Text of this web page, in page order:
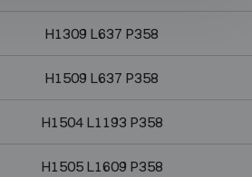
H1309 L637 P358
H1509 L637 P358
H1504 L1193 P358
H1505 L1609 P358